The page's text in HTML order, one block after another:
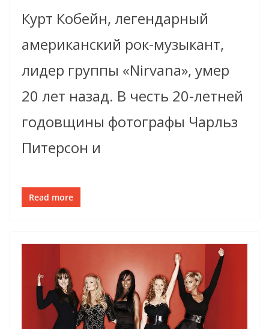
Курт Кобейн, легендарный
американский рок-музыкант,
лидер группы «Nirvana», умер
20 лет назад. В честь 20-летней
годовщины фотографы Чарльз
Питерсон и
Read more